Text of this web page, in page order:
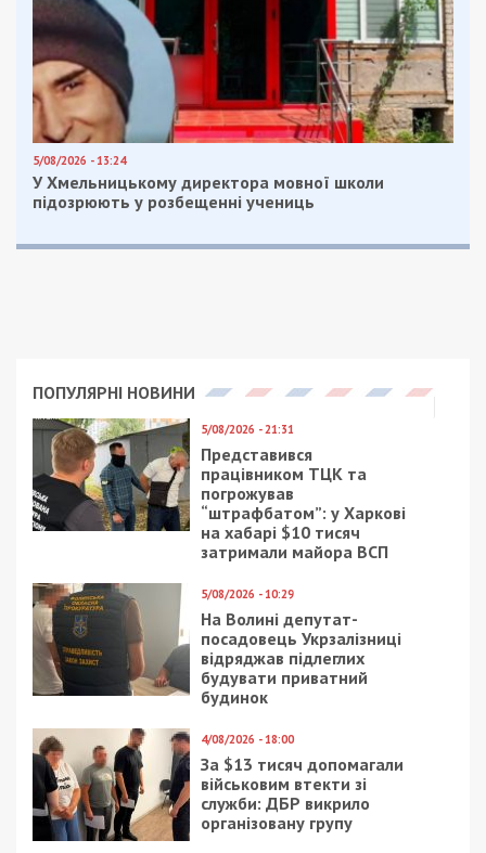
Рекламні блоки дають нам змогу
залишатися незалежними ЗМІ, а вам -
отримувати найсвіжіші новини під ними.
Приєднуйтесь також до 49000 в Google News. Слідкуйте
за останніми новинами!
Приєднатися
Предыдущая статья:
У декларації посадовиці ДПС знайшли
недостовірні відомості на 15,52 млн грн
Следующая статья:
На Харківщині затримали 17-річного
агента РФ, який шпигував за ЗСУ в Харкові
ПОПУЛЯРНІ НОВИНИ
10/05/2026 - 19:27
Впродовж дня ворог
5/07/2026 - 20:22
Завозив як авто